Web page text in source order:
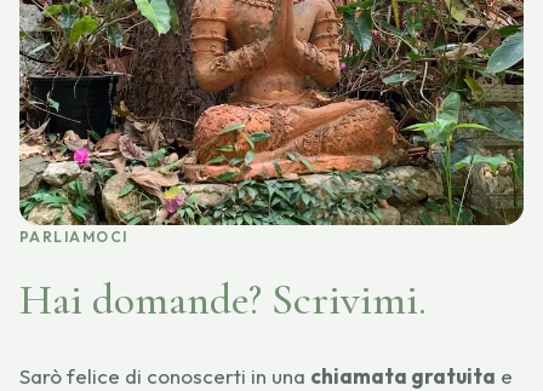
PARLIAMOCI
Hai domande? Scrivimi.
Sarò felice di conoscerti in una chiamata gratuita e